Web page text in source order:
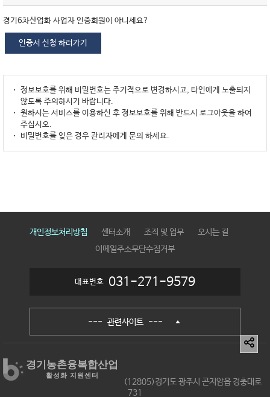
경기6차산업화 사업자 인증회원이 아니세요?
인증서 신청 하러가기
정보보호를 위해 비밀번호는 주기적으로 변경하시고, 타인에게 노출되지
않도록 주의하시기 바랍니다.
원하시는 서비스를 이용하신 후 정보보호를 위해 반드시 로그아웃을 하여
주십시오.
비밀번호를 잊은 경우 관리자에게 문의 하세요.
개인정보처리방침 센터소개 조직 및 업무
오시는 길
이메일주소무단수집거부
대표번호 031-271-9579
--- 관련사이트 ---
경기농촌융복합산업
활성화 지원센터
(12805)경기도 광주시 곤지암읍 경충대로
731